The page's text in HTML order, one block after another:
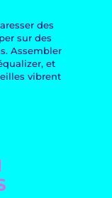
des
sur des
Assembler
et
vibrent